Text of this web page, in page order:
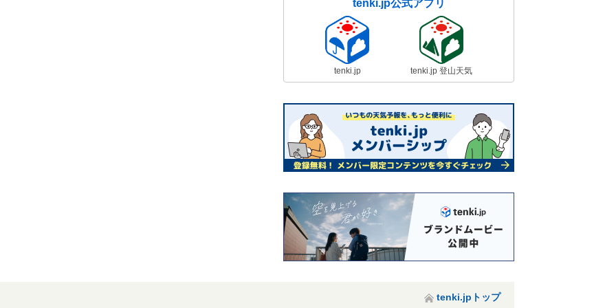
tenki.jp公式アプリ
tenki.jp tenki.jp 登山天気
tenki.jpトップ